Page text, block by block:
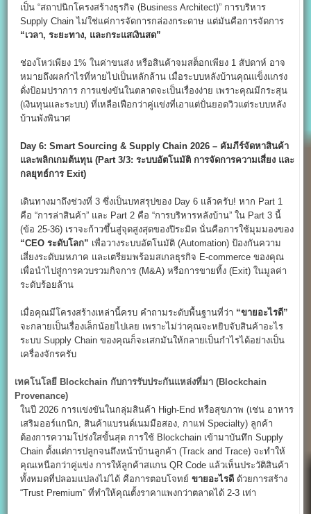
เป็น “สถาปนิกโครงสร้างธุรกิจ (Business Architect)” การบริหาร
Supply Chain ไม่ใช่แค่การจัดการกล่องกระดาษ แต่มันคือการจัดการ
“เวลา,ระยะทาง, และกระแสเงินสด”
ช่องโหว่เพียง 1% ในค่าขนส่ง หรือสินค้าจมสต็อกเพียง 1 สัปดาห์ อาจ
หมายถึงผลกำไรที่หายไปเป็นหลักล้าน เมื่อระบบหลังบ้านคุณแข็งแกร่ง
ดั่งป้อมปราการ การแข่งขันในตลาดจะเป็นเรื่องง่าย เพราะคุณมีกระสุน
(เงินทุนและระบบ) ที่เหลือเฟือกว่าคู่แข่งที่เอาแต่ปั่นยอดวิวแต่ระบบหลัง
บ้านพังพินาศ
Day 6: Smart Sourcing & Supply Chain 2026 – คัมภีร์จัดหาสินค้า
และพลิกเกมต้นทุน (Part 3/3:ระบบอัตโนมัติ การจัดการความเสี่ยง และ
กลยุทธ์การ Exit)
เดินทางมาถึงช่วงที่ 3 ซึ่งเป็นบทสรุปของ Day 6 แล้วครับ! หาก Part 1
คือ “การล่าสินค้า” และ Part 2 คือ “การบริหารหลังบ้าน” ใน Part 3 นี้
(ข้อ 25-36) เราจะก้าวขึ้นสู่จุดสูงสุดของปิระมิด นั่นคือการใช้มุมมองของ
“CEOระดับโลก” เพื่อวางระบบอัตโนมัติ (Automation) ป้องกันความ
เสี่ยงระดับมหภาค และเตรียมพร้อมสเกลธุรกิจ E-commerce ของคุณ
เพื่อนำไปสู่การควบรวมกิจการ (M&A) หรือการขายทิ้ง (Exit) ในมูลค่า
ระดับร้อยล้าน
เมื่อคุณมีโครงสร้างเหล่านี้ครบ คำถามระดับพื้นฐานที่ว่า “ขายอะไรดี”
จะกลายเป็นเรื่องเล็กน้อยไปเลย เพราะไม่ว่าคุณจะหยิบจับสินค้าอะไร
ระบบ Supply Chain ของคุณก็จะเสกมันให้กลายเป็นกำไรได้อย่างเป็น
เครื่องจักรครับ
เทคโนโลยี Blockchain กับการรับประกันแหล่งที่มา (Blockchain
Provenance)
ในปี 2026 การแข่งขันในกลุ่มสินค้า High-End หรือสุขภาพ (เช่น อาหาร
เสริมออร์แกนิก, สินค้าแบรนด์เนมมือสอง, กาแฟ Specialty) ลูกค้า
ต้องการความโปร่งใสขั้นสุด การใช้ Blockchain เข้ามาบันทึก Supply
Chain ตั้งแต่การปลูกจนถึงหน้าบ้านลูกค้า (Track and Trace) จะทำให้
คุณเหนือกว่าคู่แข่ง การให้ลูกค้าสแกน QR Code แล้วเห็นประวัติสินค้า
ทั้งหมดที่ปลอมแปลงไม่ได้ คือการตอบโจทย์ขายอะไรดี ด้วยการสร้าง
“Trust Premium” ที่ทำให้คุณตั้งราคาแพงกว่าตลาดได้ 2-3 เท่า